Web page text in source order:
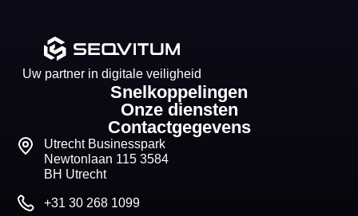
Uw partner in digitale veiligheid
Snelkoppelingen
Onze diensten
Contactgegevens
Utrecht Businesspark
Newtonlaan 115 3584
BH Utrecht
+31 30 268 1099